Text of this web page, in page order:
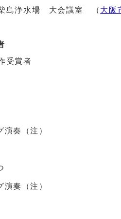
島浄水場 大会議室 （ 大阪
受賞者
演奏（注）
演奏（注）